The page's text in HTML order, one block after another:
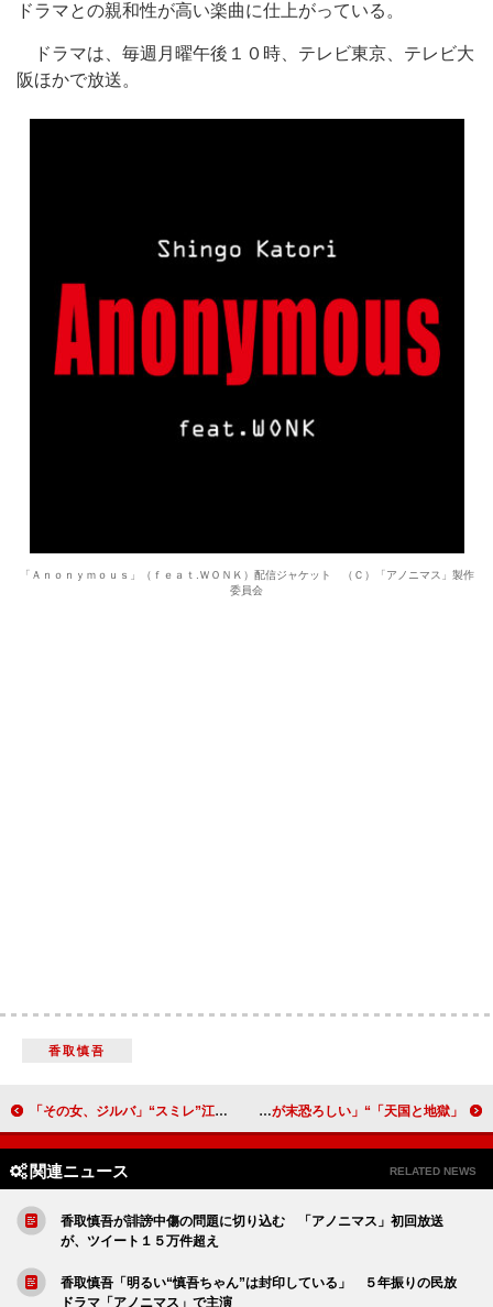
ドラマとの親和性が高い楽曲に仕上がっている。
ドラマは、毎週月曜午後１０時、テレビ東京、テレビ大
阪ほかで放送。
「Ａｎｏｎｙｍｏｕｓ」（ｆｅａｔ.ＷＯＮＫ）配信ジャケット （Ｃ）「アノニマス」製作
委員会
香取慎吾
「その女、ジルバ」“スミレ”江口のりこの涙に反響 「感情移入し過ぎて一緒に泣いた」 「天国と地獄」“物語の謎”を考察する視聴者が続出 「綾瀬はるかの演じるサイコパスが末恐ろしい」
関連ニュース RELATED NEWS
香取慎吾が誹謗中傷の問題に切り込む 「アノニマス」初回放送
が、ツイート１５万件超え
香取慎吾「明るい“慎吾ちゃん”は封印している」 ５年振りの民放
ドラマ「アノニマス」で主演